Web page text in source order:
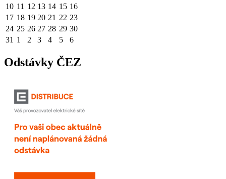
10 11 12 13 14 15 16
17 18 19 20 21 22 23
24 25 26 27 28 29 30
31 1 2 3 4 5 6
Odstávky ČEZ